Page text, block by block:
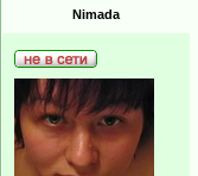
Nimada